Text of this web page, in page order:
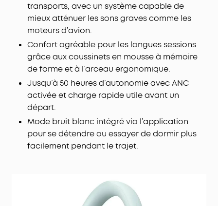
transports, avec un système capable de
mieux atténuer les sons graves comme les
moteurs d’avion.
Confort agréable pour les longues sessions
grâce aux coussinets en mousse à mémoire
de forme et à l’arceau ergonomique.
Jusqu’à 50 heures d’autonomie avec ANC
activée et charge rapide utile avant un
départ.
Mode bruit blanc intégré via l’application
pour se détendre ou essayer de dormir plus
facilement pendant le trajet.